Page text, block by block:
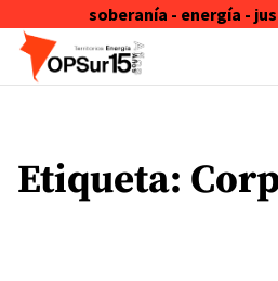
soberanía - energía -
Skip to content
Etiqueta: